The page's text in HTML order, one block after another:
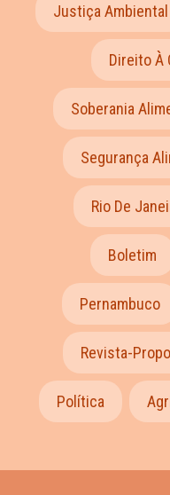
Justiça Ambiental
Direito À
Soberania
Segurança
Rio De
Boletim
Pernambuco
Revista-
Política